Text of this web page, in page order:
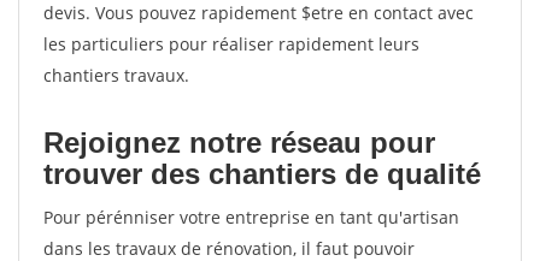
devis. Vous pouvez rapidement $etre en contact avec
les particuliers pour réaliser rapidement leurs
chantiers travaux.
Rejoignez notre réseau pour
trouver des chantiers de qualité
Pour pérénniser votre entreprise en tant qu'artisan
dans les travaux de rénovation, il faut pouvoir